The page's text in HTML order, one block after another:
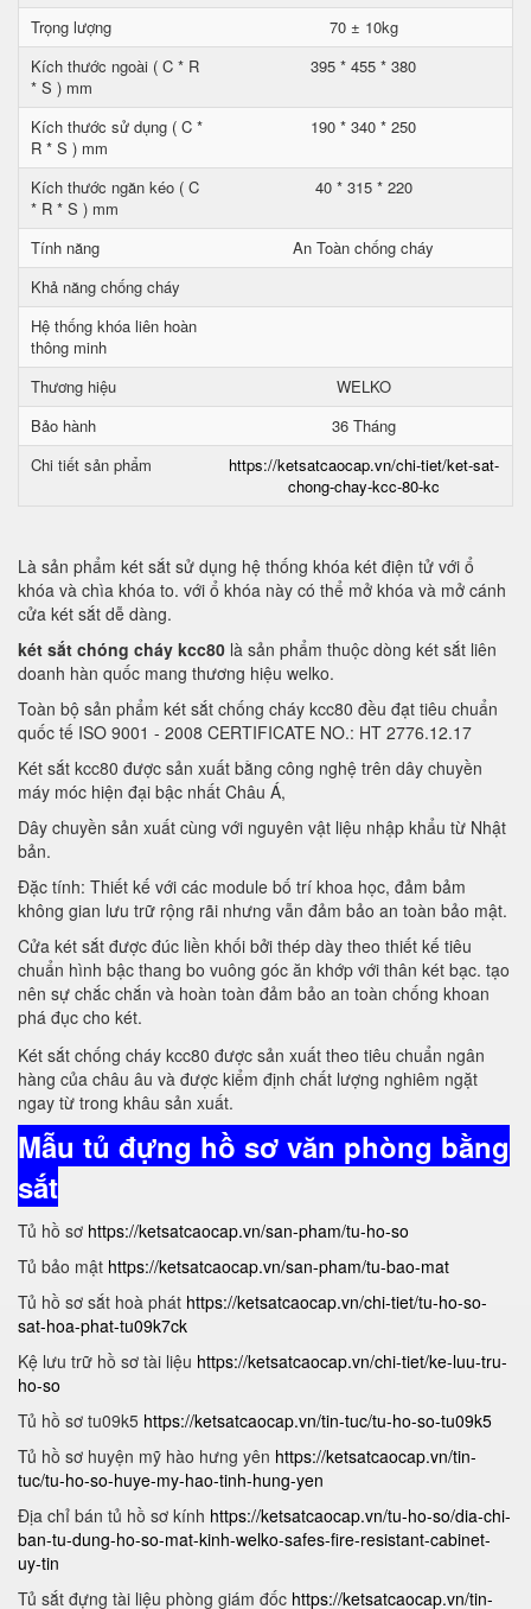
Trọng lượng
70 ± 10kg
Kích thước ngoài ( C * R
* S ) mm
395 * 455 * 380
Kích thước sử dụng ( C *
R * S ) mm
190 * 340 * 250
Kích thước ngăn kéo ( C
* R * S ) mm
40 * 315 * 220
Tính năng
An Toàn chống cháy
Khả năng chống cháy
Hệ thống khóa liên hoàn
thông minh
Thương hiệu
WELKO
Bảo hành
36 Tháng
Chi tiết sản phẩm
https://ketsatcaocap.vn/chi-tiet/ket-sat-
chong-chay-kcc-80-kc
Là sản phẩm két sắt sử dụng hệ thống khóa két điện tử với ổ
khóa và chìa khóa to. với ổ khóa này có thể mở khóa và mở cánh
cửa két sắt dễ dàng.
két sắt chóng cháy kcc80 là sản phẩm thuộc dòng két sắt liên
doanh hàn quốc mang thương hiệu welko.
Toàn bộ sản phẩm két sắt chống cháy kcc80 đều đạt tiêu chuẩn
quốc tế ISO 9001 - 2008 CERTIFICATE NO.: HT 2776.12.17
Két sắt kcc80 được sản xuất bằng công nghệ trên dây chuyền
máy móc hiện đại bậc nhất Châu Á,
Dây chuyền sản xuất cùng với nguyên vật liệu nhập khẩu từ Nhật
bản.
Đặc tính: Thiết kế với các module bố trí khoa học, đảm bảm
không gian lưu trữ rộng rãi nhưng vẫn đảm bảo an toàn bảo mật.
Cửa két sắt được đúc liền khối bởi thép dày theo thiết kế tiêu
chuẩn hình bậc thang bo vuông góc ăn khớp với thân két bạc. tạo
nên sự chắc chắn và hoàn toàn đảm bảo an toàn chống khoan
phá đục cho két.
Két sắt chống cháy kcc80 được sản xuất theo tiêu chuẩn ngân
hàng của châu âu và được kiểm định chất lượng nghiêm ngặt
ngay từ trong khâu sản xuất.
Mẫu tủ đựng hồ sơ văn phòng bằng
sắt
Tủ hồ sơ https://ketsatcaocap.vn/san-pham/tu-ho-so
Tủ bảo mật https://ketsatcaocap.vn/san-pham/tu-bao-mat
Tủ hồ sơ sắt hoà phát https://ketsatcaocap.vn/chi-tiet/tu-ho-so-
sat-hoa-phat-tu09k7ck
Kệ lưu trữ hồ sơ tài liệu https://ketsatcaocap.vn/chi-tiet/ke-luu-tru-
ho-so
Tủ hồ sơ tu09k5 https://ketsatcaocap.vn/tin-tuc/tu-ho-so-tu09k5
Tủ hồ sơ huyện mỹ hào hưng yên https://ketsatcaocap.vn/tin-
tuc/tu-ho-so-huye-my-hao-tinh-hung-yen
Địa chỉ bán tủ hồ sơ kính https://ketsatcaocap.vn/tu-ho-so/dia-chi-
ban-tu-dung-ho-so-mat-kinh-welko-safes-fire-resistant-cabinet-
uy-tin
Tủ sắt đựng tài liệu phòng giám đốc https://ketsatcaocap.vn/tin-